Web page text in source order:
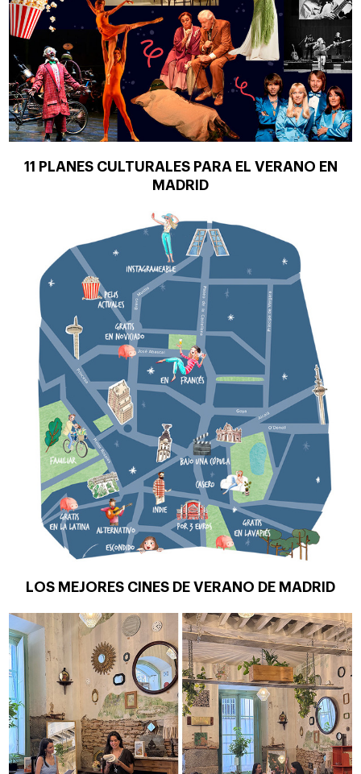
11 PLANES CULTURALES PARA EL VERANO EN
MADRID
LOS MEJORES CINES DE VERANO DE MADRID